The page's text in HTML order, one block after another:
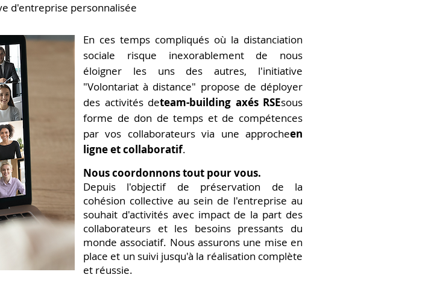
d'entreprise personnalisée
En ces temps compliqués où la distanciation
sociale risque inexorablement de nous
éloigner les uns des autres, l'initiative
"Volontariat à distance" propose de déployer
des activités deteam-building axés RSEsous
forme de don de temps et de compétences
par vos collaborateurs via une approcheen
ligne et collaboratif.
Nous coordonnons tout pour vous.
Depuis l'objectif de préservation de la
cohésion collective au sein de l'entreprise au
souhait d'activités avec impact de la part des
collaborateurs et les besoins pressants du
monde associatif. Nous assurons une mise en
place et un suivi jusqu'à la réalisation complète
et réussie.